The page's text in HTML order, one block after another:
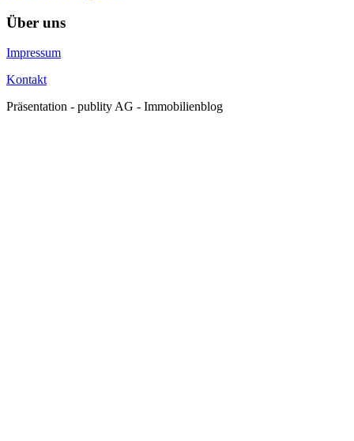
Über uns
Impressum
Kontakt
Präsentation - publity AG - Immobilienblog